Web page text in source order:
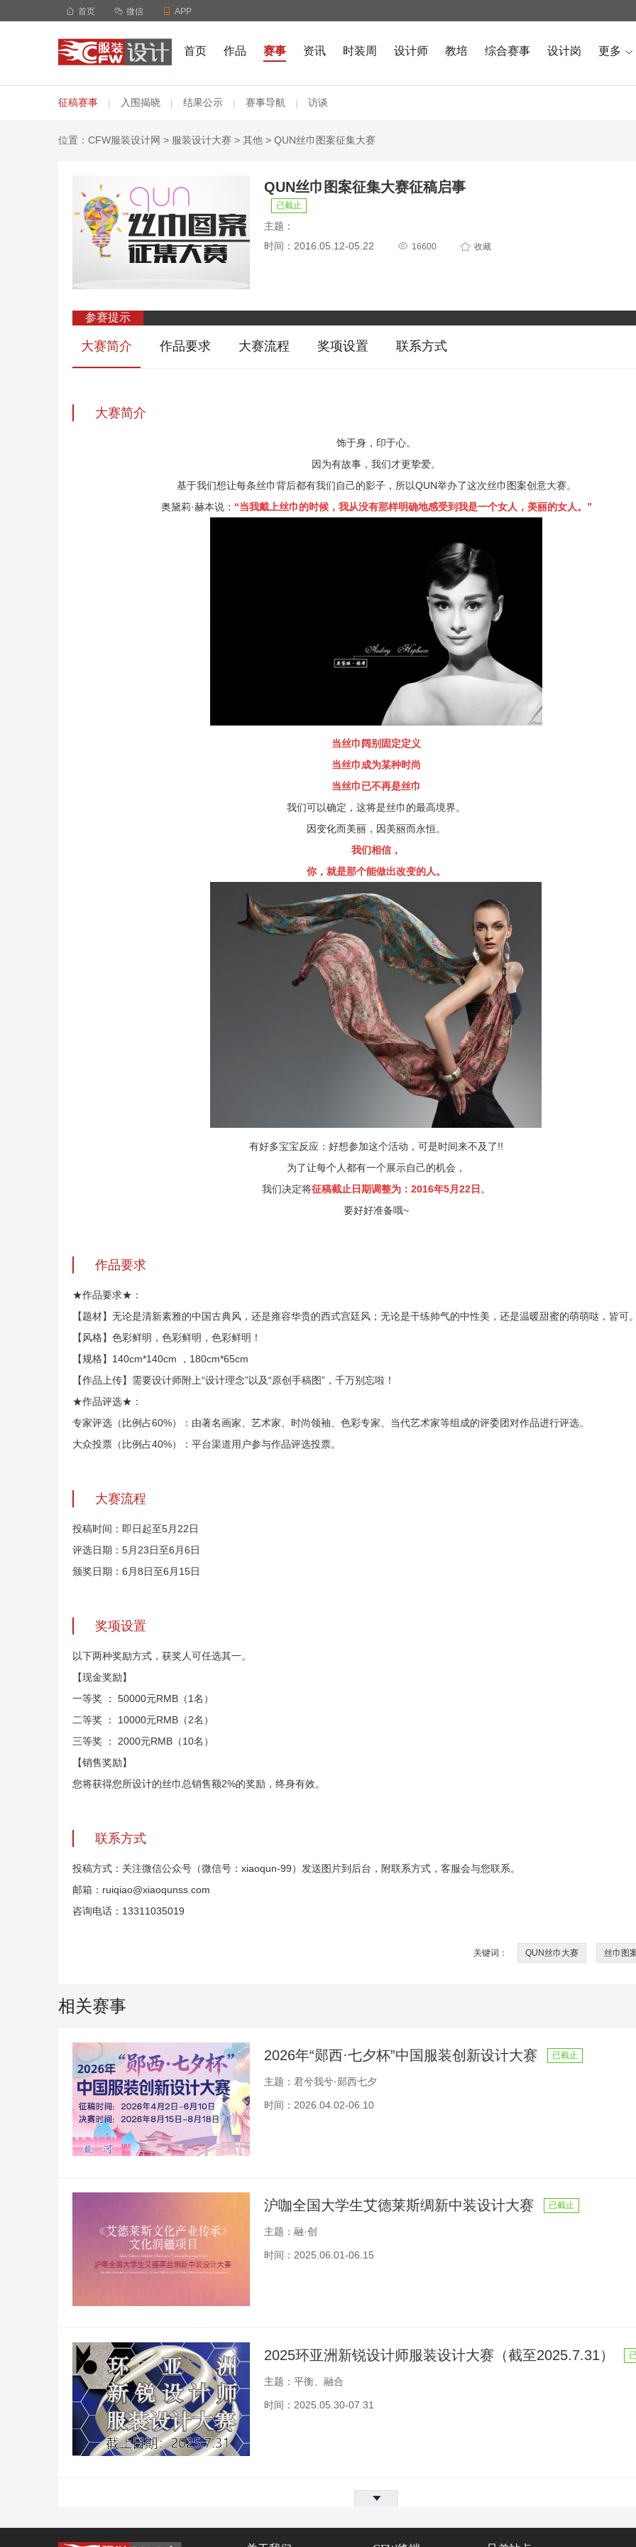
 首页  微信  APP
首页 作品 赛事 资讯 时装周 设计师 教培 综合赛事 设计岗 更多 
征稿赛事 | 入围揭晓 | 结果公示 | 赛事导航 | 访谈
位置： CFW服装设计网 > 服装设计大赛 > 其他 > QUN丝巾图案征集大赛
QUN丝巾图案征集大赛征稿启事
已截止
主题：
时间：2016.05.12-05.22
 16600  收藏
参赛提示
大赛简介 作品要求 大赛流程 奖项设置 联系方式
大赛简介
饰于身，印于心。
因为有故事，我们才更挚爱。
基于我们想让每条丝巾背后都有我们自己的影子，所以QUN举办了这次丝巾图案创意大赛。
奥黛莉·赫本说： “当我戴上丝巾的时候，我从没有那样明确地感受到我是一个女人，美丽的女人。”
当丝巾阔别固定定义
当丝巾成为某种时尚
当丝巾已不再是丝巾
我们可以确定，这将是丝巾的最高境界。
因变化而美丽，因美丽而永恒。
我们相信，
你，就是那个能做出改变的人。
有好多宝宝反应：好想参加这个活动，可是时间来不及了!!
为了让每个人都有一个展示自己的机会，
我们决定将征稿截止日期调整为：2016年5月22日 。
要好好准备哦~
作品要求
★作品要求★：
【题材】无论是清新素雅的中国古典风，还是雍容华贵的西式宫廷风；无论是干练帅气的中性美，还是温暖甜蜜的萌萌哒，皆可
【风格】色彩鲜明，色彩鲜明，色彩鲜明！
【规格】140cm*140cm ，180cm*65cm
【作品上传】需要设计师附上“设计理念”以及“原创手稿图”，千万别忘啦！
★作品评选★：
专家评选（比例占60%）：由著名画家、艺术家、时尚领袖、色彩专家、当代艺术家等组成的评委团对作品进行评选。
大众投票（比例占40%）：平台渠道用户参与作品评选投票。
大赛流程
投稿时间：即日起至5月22日
评选日期：5月23日至6月6日
颁奖日期：6月8日至6月15日
奖项设置
以下两种奖励方式，获奖人可任选其一。
【现金奖励】
一等奖 ： 50000元RMB（1名）
二等奖 ： 10000元RMB（2名）
三等奖 ： 2000元RMB（10名）
【销售奖励】
您将获得您所设计的丝巾总销售额2%的奖励，终身有效。
联系方式
投稿方式：关注微信公众号（微信号：xiaoqun-99）发送图片到后台，附联系方式，客服会与您联系。
邮箱：ruiqiao@xiaoqunss.com
咨询电话：13311035019
关键词： QUN丝巾大赛 丝巾图
相关赛事
2026年“郧西·七夕杯”中国服装创新设计大赛 已截止
主题：君兮我兮·郧西七夕
时间：2026.04.02-06.10
沪咖全国大学生艾德莱斯绸新中装设计大赛 已截止
主题：融·创
时间：2025.06.01-06.15
2025环亚洲新锐设计师服装设计大赛（截至2025.7.31）
主题：平衡、融合
时间：2025.05.30-07.31